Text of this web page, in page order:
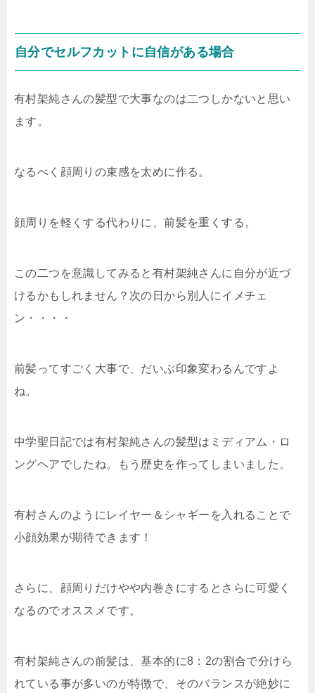
自分でセルフカットに自信がある場合
有村架純さんの髪型で大事なのは二つしかないと思い
ます。
なるべく顔周りの束感を太めに作る。
顔周りを軽くする代わりに、前髪を重くする。
この二つを意識してみると有村架純さんに自分が近づ
けるかもしれません？次の日から別人にイメチェ
ン・・・・
前髪ってすごく大事で、だいぶ印象変わるんですよ
ね。
中学聖日記では有村架純さんの髪型はミディアム・ロ
ングヘアでしたね。もう歴史を作ってしまいました。
有村さんのようにレイヤー＆シャギーを入れることで
小顔効果が期待できます！
さらに、顔周りだけやや内巻きにするとさらに可愛く
なるのでオススメです。
有村架純さんの前髪は、基本的に8：2の割合で分けら
れている事が多いのが特徴で、そのバランスが絶妙に